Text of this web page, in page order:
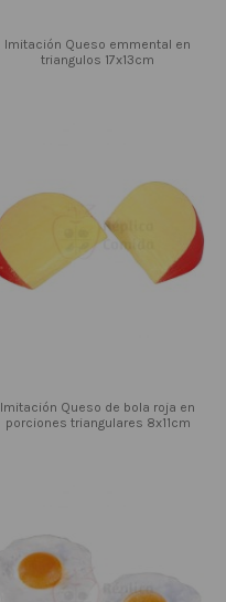
Imitación Queso emmental en
triangulos 17x13cm
Imitación Queso de bola roja en
porciones triangulares 8x11cm